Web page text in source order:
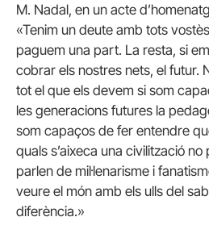
M. Nadal, en un acte
«Tenim un deute amb tots
paguem una part. La resta, si
cobrar els nostres nets, el futur.
tot el que els devem si som
les generacions futures la
som capaços de fer entendre
quals s’aixeca una civilització
parlen de mil·lenarisme i
veure el món amb els ulls del
diferència.»